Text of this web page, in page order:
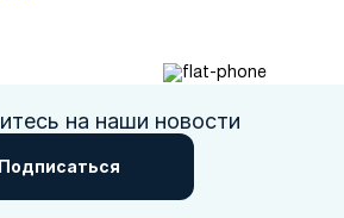
на наши новости
Подписаться